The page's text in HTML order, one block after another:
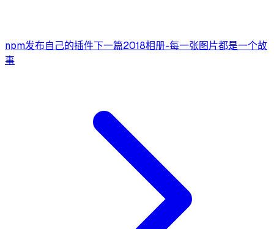
npm发布自己的插件下一篇2018相册-每一张图片都是一个故
事